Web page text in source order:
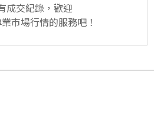
成交紀錄，歡迎
市場行情的服務吧！